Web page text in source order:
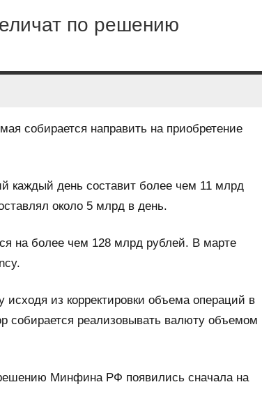
по решению
собирается направить на приобретение
каждый день составит более чем 11 млрд
около 5 млрд в день.
на более чем 128 млрд рублей. В марте
исходя из корректировки объема операций в
собирается реализовывать валюту объемом
Минфина РФ появились сначала на